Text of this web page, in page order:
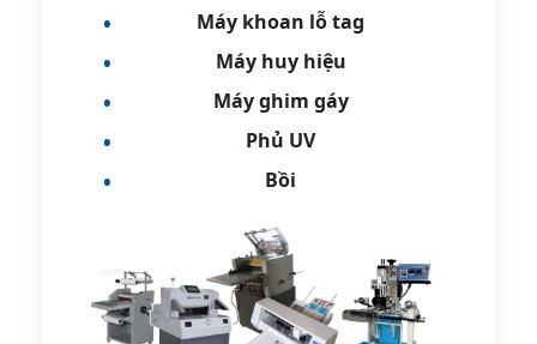
Máy khoan lỗ tag
Máy huy hiệu
Máy ghim gáy
Phủ UV
Bồi